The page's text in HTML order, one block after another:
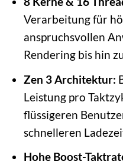
Verarbeitung für
anspruchsvollen
Rendering bis hin
Zen 3 Architektur:
Leistung pro
flüssigeren
schnelleren
Hohe Boost-